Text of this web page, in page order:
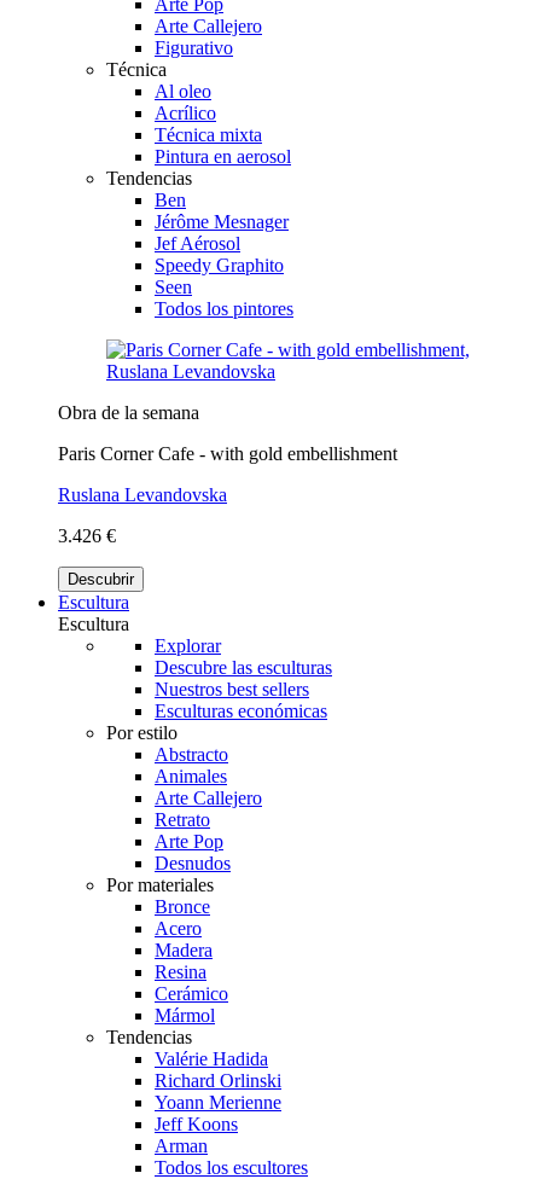
Arte Callejero
Figurativo
Técnica
Al oleo
Acrílico
Técnica mixta
Pintura en aerosol
Tendencias
Ben
Jérôme Mesnager
Jef Aérosol
Speedy Graphito
Seen
Todos los pintores
Obra de la semana
Paris Corner Cafe - with gold embellishment
Ruslana Levandovska
3.426 €
Descubrir
Escultura
Escultura
Explorar
Descubre las esculturas
Nuestros best sellers
Esculturas económicas
Por estilo
Abstracto
Animales
Arte Callejero
Retrato
Arte Pop
Desnudos
Por materiales
Bronce
Acero
Madera
Resina
Cerámico
Mármol
Tendencias
Valérie Hadida
Richard Orlinski
Yoann Merienne
Jeff Koons
Arman
Todos los escultores